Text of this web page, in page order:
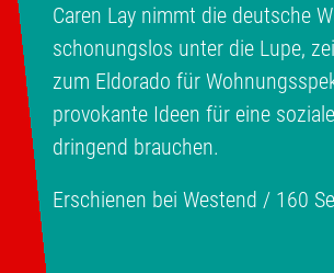
Caren Lay nimmt die deutsche
schonungslos unter die Lupe,
zum Eldorado für
provokante Ideen für eine
dringend brauchen.
Erschienen bei Westend / 160